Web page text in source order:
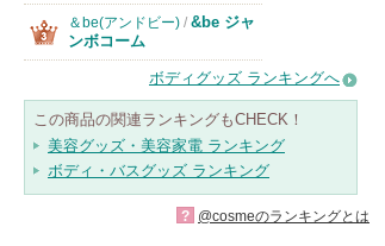
＆be(アンドビー) / &be ジャ
ンボコーム
ボディグッズ ランキングへ
この商品の関連ランキングもCHECK！
美容グッズ・美容家電 ランキング
ボディ・バスグッズ ランキング
? @cosmeのランキングとは